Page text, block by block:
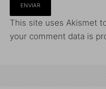
This site uses Akismet
your comment data is